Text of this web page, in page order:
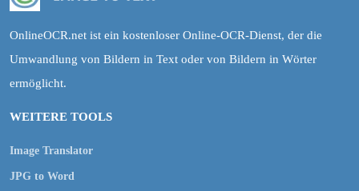
OnlineOCR.net ist ein kostenloser Online-OCR-Dienst, der die
Umwandlung von Bildern in Text oder von Bildern in Wörter
ermöglicht.
WEITERE TOOLS
Image Translator
JPG to Word